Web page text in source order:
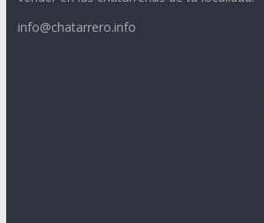
info@chatarrero.info